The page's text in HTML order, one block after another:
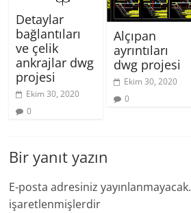
Detaylar
bağlantıları
ve çelik
ankrajlar dwg
projesi
Ekim 30, 2020
0
Alçıpan
ayrıntıları
dwg projesi
Ekim 30, 2020
0
Bir yanıt yazın
E-posta adresiniz yayınlanmayacak.
işaretlenmişlerdir